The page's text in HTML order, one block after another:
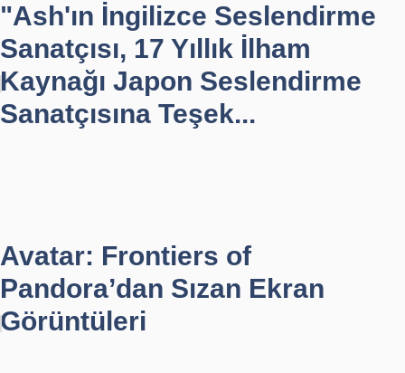
"Ash'ın İngilizce Seslendirme
Sanatçısı, 17 Yıllık İlham
Kaynağı Japon Seslendirme
Sanatçısına Teşek...
Avatar: Frontiers of
Pandora’dan Sızan Ekran
Görüntüleri